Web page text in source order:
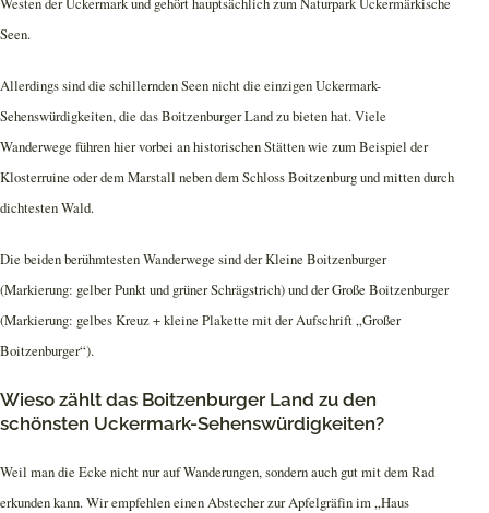
Seen.
Allerdings sind die schillernden Seen nicht die einzigen Uckermark-
Sehenswürdigkeiten, die das Boitzenburger Land zu bieten hat. Viele
Wanderwege führen hier vorbei an historischen Stätten wie zum Beispiel der
Klosterruine oder dem Marstall neben dem Schloss Boitzenburg und mitten durch
dichtesten Wald.
Die beiden berühmtesten Wanderwege sind der Kleine Boitzenburger
(Markierung: gelber Punkt und grüner Schrägstrich) und der Große Boitzenburger
(Markierung: gelbes Kreuz + kleine Plakette mit der Aufschrift „Großer
Boitzenburger“).
Wieso zählt das Boitzenburger Land zu den
schönsten Uckermark-Sehenswürdigkeiten?
Weil man die Ecke nicht nur auf Wanderungen, sondern auch gut mit dem Rad
erkunden kann. Wir empfehlen einen Abstecher zur Apfelgräfin im „Haus